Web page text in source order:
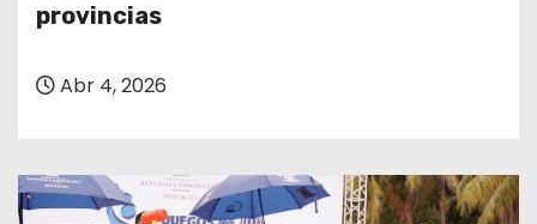
provincias
Abr 4, 2026